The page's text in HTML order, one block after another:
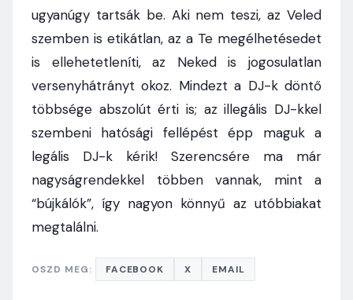
ugyanúgy tartsák be. Aki nem teszi, az Veled
szemben is etikátlan, az a Te megélhetésedet
is ellehetetleníti, az Neked is jogosulatlan
versenyhátrányt okoz. Mindezt a DJ-k döntő
többsége abszolút érti is; az illegális DJ-kkel
szembeni hatósági fellépést épp maguk a
legális DJ-k kérik! Szerencsére ma már
nagyságrendekkel többen vannak, mint a
“bújkálók”, így nagyon könnyű az utóbbiakat
megtalálni.
OSZD MEG: FACEBOOK X EMAIL